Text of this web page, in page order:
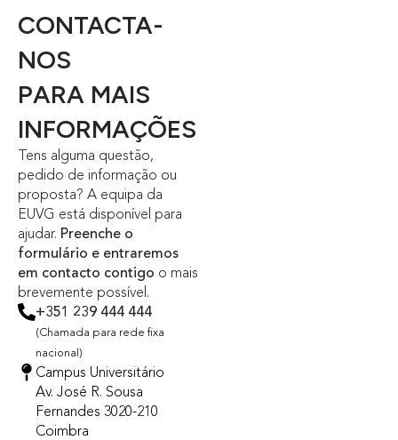
CONTACTA-
NOS
PARA MAIS
INFORMAÇÕES
Tens alguma questão,
pedido de informação ou
proposta? A equipa da
EUVG está disponível para
ajudar. Preenche o
formulário e entraremos
em contacto contigo o mais
brevemente possível.
+351 239 444 444
(Chamada para rede fixa
nacional)
Campus Universitário
Av. José R. Sousa
Fernandes 3020-210
Coimbra